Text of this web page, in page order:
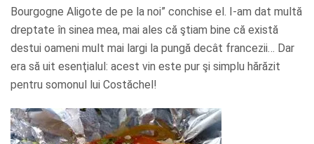
Bourgogne Aligote de pe la noi” conchise el. I-am dat multă
dreptate în sinea mea, mai ales că ştiam bine că există
destui oameni mult mai largi la pungă decât francezii… Dar
era să uit esenţialul: acest vin este pur şi simplu hărăzit
pentru somonul lui Costăchel!